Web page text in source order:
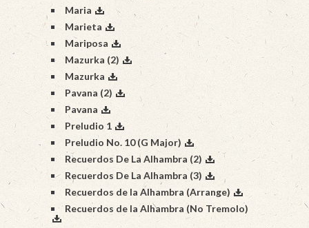
Maria
Marieta
Mariposa
Mazurka (2)
Mazurka
Pavana (2)
Pavana
Preludio 1
Preludio No. 10 (G Major)
Recuerdos De La Alhambra (2)
Recuerdos De La Alhambra (3)
Recuerdos de la Alhambra (Arrange)
Recuerdos de la Alhambra (No Tremolo)